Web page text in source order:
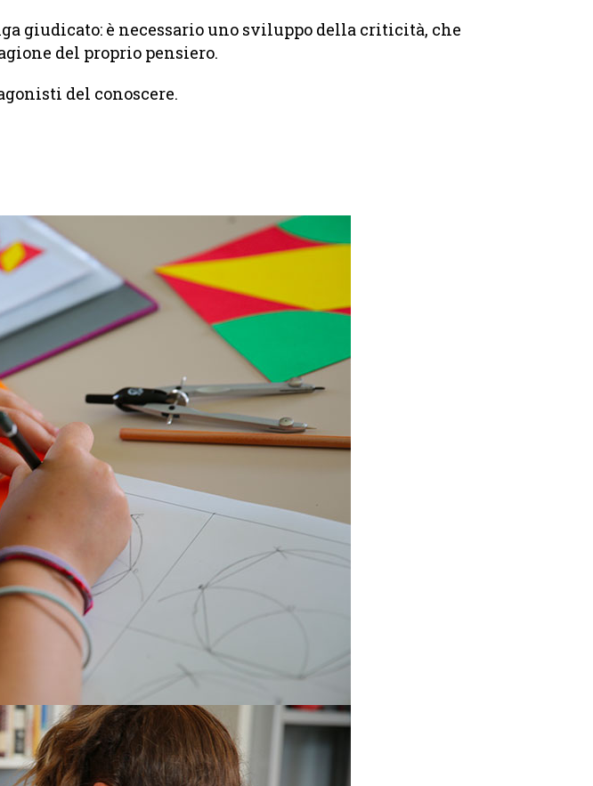
giudicato: è necessario uno sviluppo della criticità, che
del proprio pensiero.
del conoscere.